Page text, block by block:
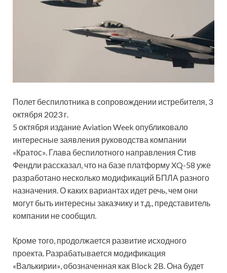
Полет беспилотника в сопровождении истребителя, 3
октября 2023 г.
5 октября издание Aviation Week опубликовало
интересные заявления руководства компании
«Кратос». Глава беспилотного направления Стив
Фендли рассказал, что на базе платформу XQ-58 уже
разработано несколько модификаций БПЛА разного
назначения. О каких вариантах идет речь, чем они
могут быть интересны заказчику и т.д., представитель
компании не сообщил.
Кроме того, продолжается развитие исходного
проекта. Разрабатывается модификация
«Валькирии», обозначенная как Block 2B. Она будет